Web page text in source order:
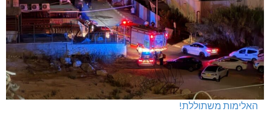
האלימות משתוללת!